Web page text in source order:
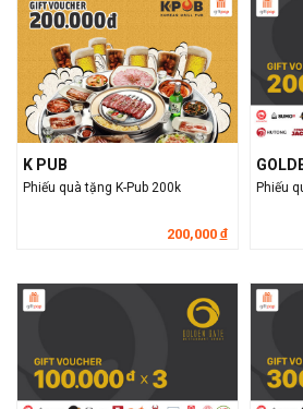
K PUB
Phiếu quà tặng K-Pub 200k
200,000 đ
Phiếu